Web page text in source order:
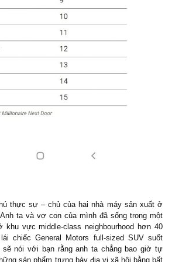
brokers về tình trạng này. Có lẽ một
tôi hay nhất:
tôi ráng giữ những cổ phiếu tôi thấy triển
tôi không thể kiềm được việc mua bán
màn hình máy tính mỗi ngày…’
3: Họ tin rằng việc tự do tài
hơn trưng bày địa vị xã hội
bóng chỉ có cầu thủ tấn công và không
hôm nay bằng số tiền ngày mai (nợ
vào tầng lớp những người tích lũy tài
chúng tôi phỏng vấn đều hoàn toàn
xe mà không hề trưng bày địa vị xã hội
lượng, giá trị mà chiếc xe mang lại